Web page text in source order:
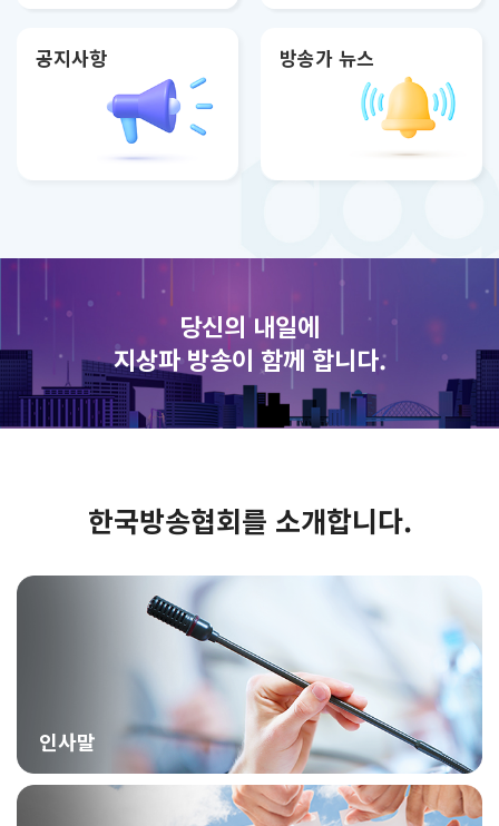
공지사항 방송가 뉴스
당신의 내일에
지상파 방송이 함께 합니다.
한국방송협회를 소개합니다.
인사말